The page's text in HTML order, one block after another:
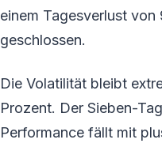
einem Tagesverlust
geschlossen.
Die Volatilität bleibt
Prozent. Der Sieben-
Performance fällt mit